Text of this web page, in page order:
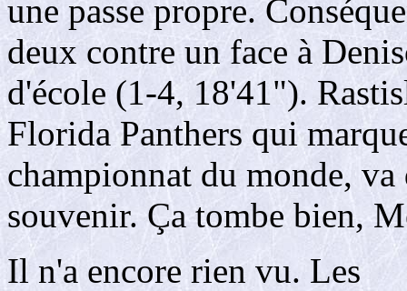
une passe propre.
deux contre un face à
d'école (1-4, 18'41").
Florida Panthers qui
championnat du monde, va
souvenir. Ça tombe bien,
Il n'a encore rien vu. Les